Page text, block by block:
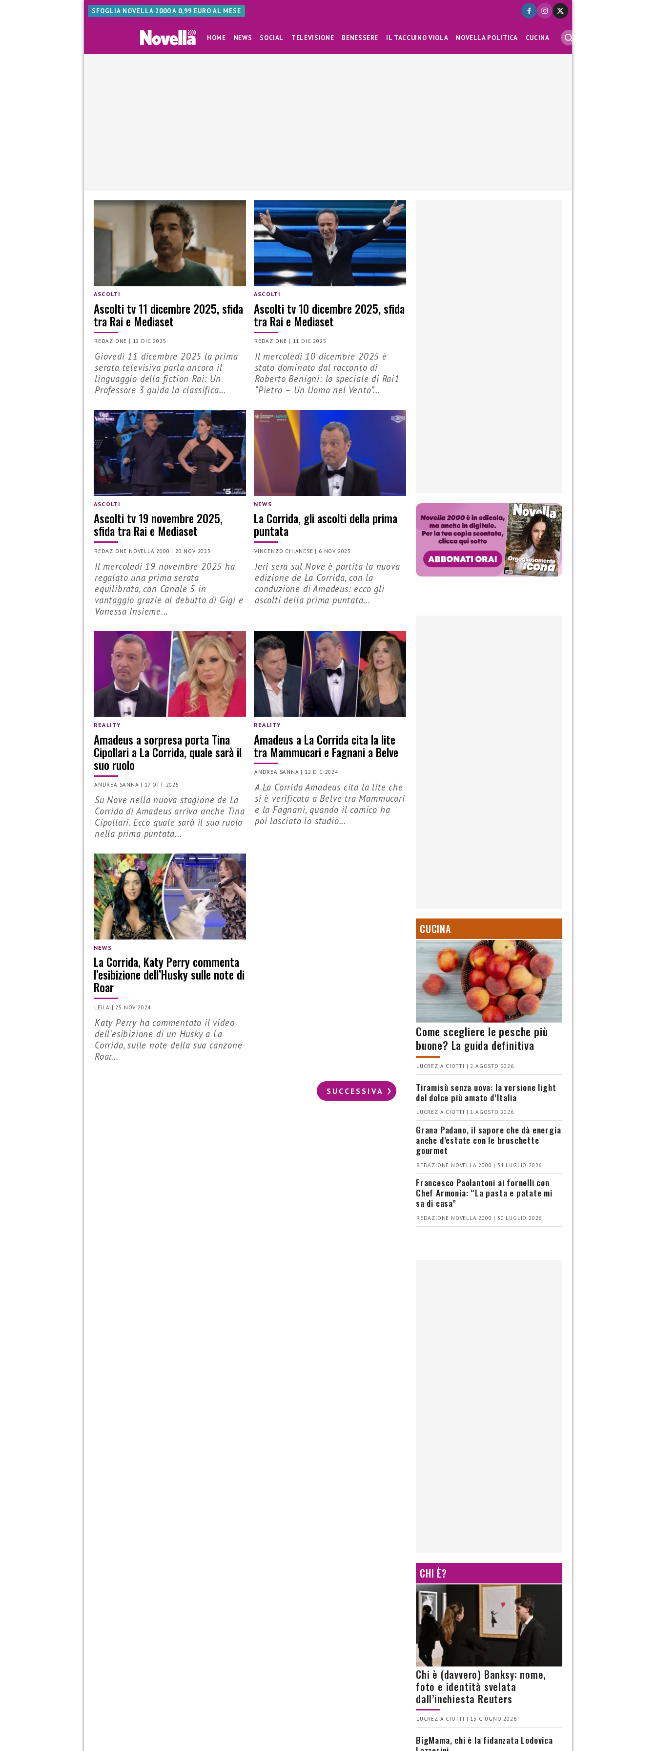
SFOGLIA NOVELLA 2000 A 0,99 EURO AL MESE
HOME NEWS SOCIAL TELEVISIONE BENESSERE IL TACCUINO VIOLA NOVELLA POLITICA CUCINA
ASCOLTI
Ascolti tv 11 dicembre 2025, sfida
tra Rai e Mediaset
REDAZIONE | 12 DIC 2025
Giovedì 11 dicembre 2025 la prima
serata televisiva parla ancora il
linguaggio della fiction Rai: Un
Professore 3 guida la classifica...
ASCOLTI
Ascolti tv 10 dicembre 2025, sfida
tra Rai e Mediaset
REDAZIONE | 11 DIC 2025
Il mercoledì 10 dicembre 2025 è
stato dominato dal racconto di
Roberto Benigni: lo speciale di Rai1
“Pietro – Un Uomo nel Vento”...
ASCOLTI
Ascolti tv 19 novembre 2025,
sfida tra Rai e Mediaset
REDAZIONE NOVELLA 2000 |20 NOV 2025
Il mercoledì 19 novembre 2025 ha
regalato una prima serata
equilibrata, con Canale 5 in
vantaggio grazie al debutto di Gigi e
Vanessa Insieme...
NEWS
La Corrida, gli ascolti della prima
puntata
VINCENZO CHIANESE | 6 NOV 2025
Ieri sera sul Nove è partita la nuova
edizione de La Corrida, con la
conduzione di Amadeus: ecco gli
ascolti della prima puntata...
REALITY
Amadeus a sorpresa porta Tina
Cipollari a La Corrida, quale sarà il
suo ruolo
ANDREA SANNA | 17 OTT 2025
Su Nove nella nuova stagione de La
Corrida di Amadeus arriva anche Tina
Cipollari. Ecco quale sarà il suo ruolo
nella prima puntata...
REALITY
Amadeus a La Corrida cita la lite
tra Mammucari e Fagnani a Belve
ANDREA SANNA | 12 DIC 2024
A La Corrida Amadeus cita la lite che
si è verificata a Belve tra Mammucari
e la Fagnani, quando il comico ha
poi lasciato lo studio...
NEWS
La Corrida, Katy Perry commenta
l’esibizione dell’Husky sulle note di
Roar
LEILA |25 NOV 2024
Katy Perry ha commentato il video
dell'esibizione di un Husky a La
Corrida, sulle note della sua canzone
Roar...
SUCCESSIVA
CUCINA
Come scegliere le pesche più
buone? La guida definitiva
LUCREZIA CIOTTI | 2 AGOSTO 2026
Tiramisù senza uova: la versione light
del dolce più amato d’Italia
LUCREZIA CIOTTI | 1 AGOSTO 2026
Grana Padano, il sapore che dà energia
anche d’estate con le bruschette
gourmet
REDAZIONE NOVELLA 2000 | 31 LUGLIO 2026
Francesco Paolantoni ai fornelli con
Chef Armonia: “La pasta e patate mi
sa di casa”
REDAZIONE NOVELLA 2000 | 30 LUGLIO 2026
CHI È?
Chi è (davvero) Banksy: nome,
foto e identità svelata
dall’inchiesta Reuters
LUCREZIA CIOTTI | 13 GIUGNO 2026
BigMama, chi è la fidanzata Lodovica